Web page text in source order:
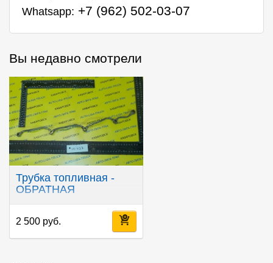
Whatsapp: +7 (962) 502-03-07
Вы недавно смотрели
Трубка топливная -
ОБРАТНАЯ
2 500 руб.